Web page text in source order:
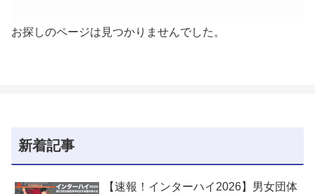
お探しのページは見つかりませんでした。
新着記事
【速報！インターハイ2026】男女団体